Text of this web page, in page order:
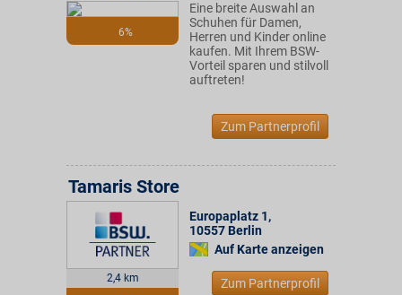
6%
Eine breite Auswahl an
Schuhen für Damen,
Herren und Kinder online
kaufen. Mit Ihrem BSW-
Vorteil sparen und stilvoll
auftreten!
Zum Partnerprofil
2,4 km
Tamaris Store
Europaplatz 1,
10557 Berlin
Auf Karte anzeigen
Zum Partnerprofil